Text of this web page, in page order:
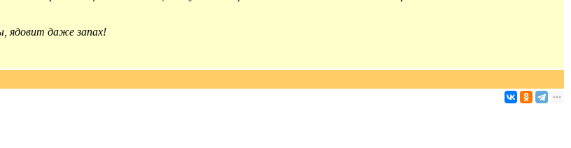
ядовит даже запах!